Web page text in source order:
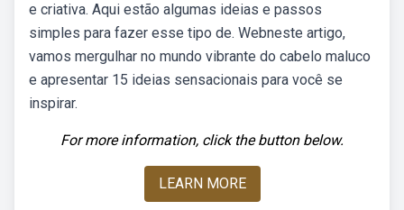
e criativa. Aqui estão algumas ideias e passos
simples para fazer esse tipo de. Webneste artigo,
vamos mergulhar no mundo vibrante do cabelo maluco
e apresentar 15 ideias sensacionais para você se
inspirar.
For more information, click the button below.
LEARN MORE